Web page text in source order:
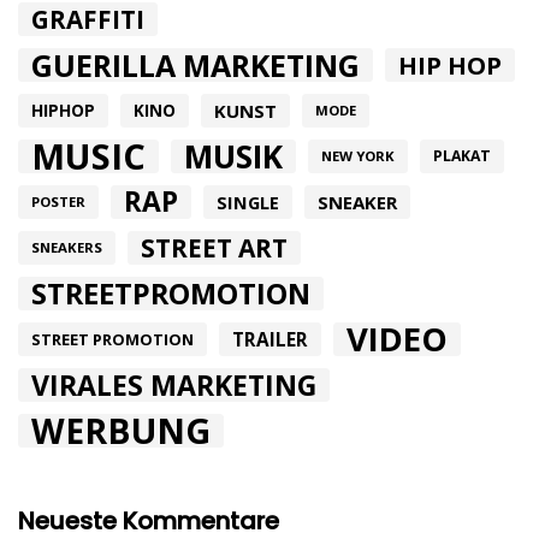
GRAFFITI
GUERILLA MARKETING HIP HOP
HIPHOP KINO KUNST MODE
MUSIC MUSIK NEW YORK PLAKAT
POSTER RAP SINGLE SNEAKER
SNEAKERS STREET ART
STREETPROMOTION
STREET PROMOTION TRAILER VIDEO
VIRALES MARKETING
WERBUNG
Neueste Kommentare